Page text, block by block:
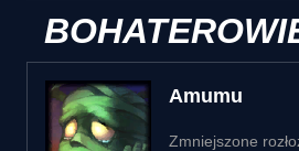
Amumu
Zmniejszone